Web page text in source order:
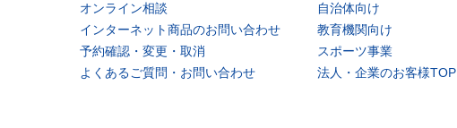
オンライン相談
インターネット商品のお問い合わせ
予約確認・変更・取消
よくあるご質問・お問い合わせ
自治体向け
教育機関向け
スポーツ事業
法人・企業のお客様TOP